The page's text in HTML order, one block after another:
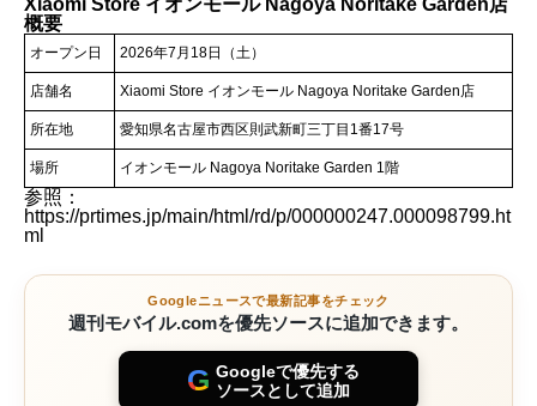
概要
オープン日 2026年7月18日（土）
店舗名 Xiaomi Store イオンモール Nagoya Noritake Garden店
所在地 愛知県名古屋市西区則武新町三丁目1番17号
場所 イオンモール Nagoya Noritake Garden 1階
参照：
https://prtimes.jp/main/html/rd/p/000000247.000098799.ht
ml
Googleニュースで最新記事をチェック
週刊モバイル.comを優先ソースに追加できます。
G Googleで優先する
ソースとして追加